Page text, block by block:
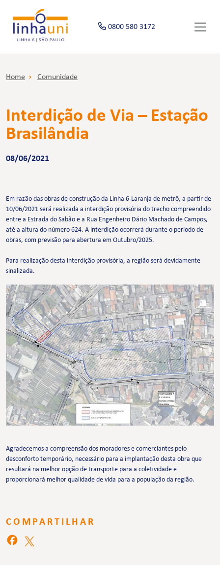
0800 580 3172
Home Comunidade
Interdição de Via – Estação
Brasilândia
08/06/2021
Em razão das obras de construção da Linha 6-Laranja de metrô, a partir de
10/06/2021 será realizada a interdição provisória do trecho compreendido
entre a Estrada do Sabão e a Rua Engenheiro Dário Machado de Campos,
até a altura do número 624. A interdição ocorrerá durante o período de
obras, com previsão para abertura em Outubro/2025.
Para realização desta interdição provisória, a região será devidamente
sinalizada.
Agradecemos a compreensão dos moradores e comerciantes pelo
desconforto temporário, necessário para a implantação desta obra que
resultará na melhor opção de transporte para a coletividade e
proporcionará melhor qualidade de vida para a população da região.
COMPARTILHAR